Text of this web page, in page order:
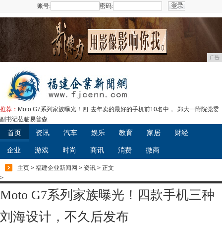
账号: 密码:
广告
推荐： Moto G7系列家族曝光！四 去年卖的最好的手机前10名中，
郑大一附院党委
副书记莅临易普森
首页 资讯 汽车 娱乐 教育 家居 财经
企业 游戏 时尚 商讯 消费 微商
主页 > 福建企业新闻网 > 资讯 > 正文
>
Moto G7系列家族曝光！四款手机三种
刘海设计，不久后发布